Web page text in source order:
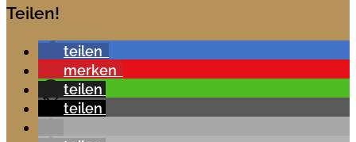
Teilen!
teilen
merken
teilen
teilen